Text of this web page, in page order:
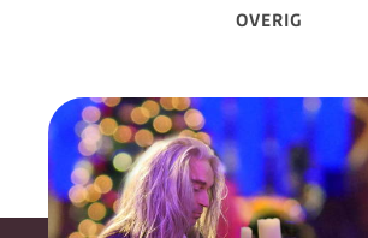
OVERIG